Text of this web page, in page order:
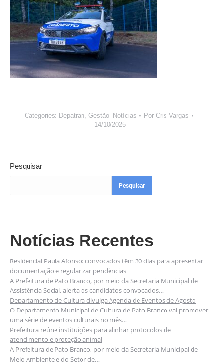
Categories: Depatran, Gestão, Notícias Por Cris Vargas
14/10/2025
Pesquisar
Pesquisar
Notícias Recentes
Residencial Paula Afonso: convocados têm 30 dias para apresentar
documentação e regularizar pendências
A Prefeitura de Pato Branco, por meio da Secretaria Municipal de
Assistência Social, alerta os candidatos convocados…
Departamento de Cultura divulga Agenda de Eventos de Agosto
O Departamento Municipal de Cultura de Pato Branco vai promover
uma série de eventos culturais no mês…
Prefeitura reúne instituições para alinhar protocolos de
atendimento e proteção animal
A Prefeitura de Pato Branco, por meio da Secretaria Municipal de
Meio Ambiente e do Setor de…